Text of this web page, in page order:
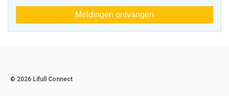
Meldingen ontvangen
© 2026 Lifull Connect